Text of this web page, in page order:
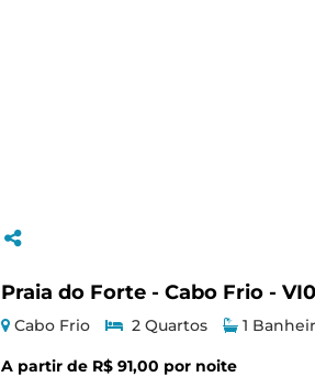
Praia do Forte - Cabo Frio -
Cabo Frio 2 Quartos 1
A partir de R$ 91,00 por noite